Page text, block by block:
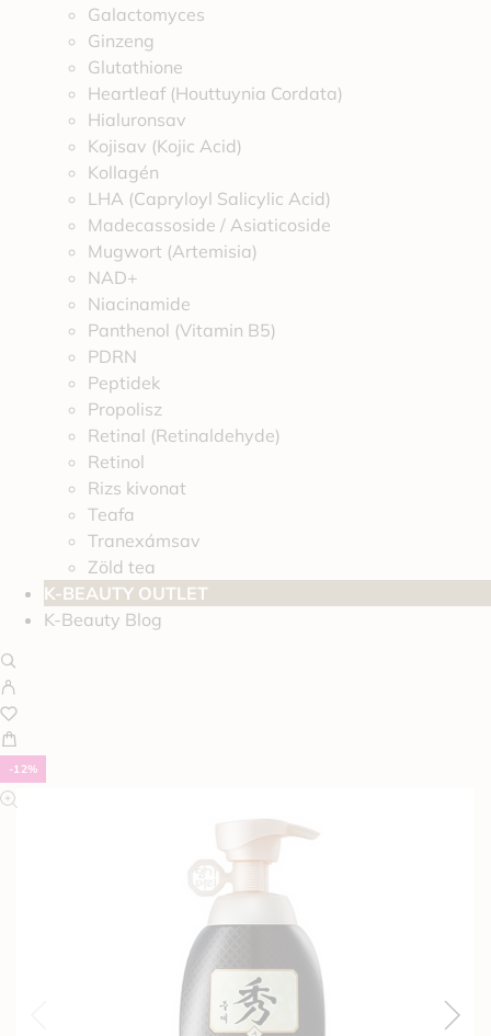
Galactomyces
Ginzeng
Glutathione
Heartleaf (Houttuynia Cordata)
Hialuronsav
Kojisav (Kojic Acid)
Kollagén
LHA (Capryloyl Salicylic Acid)
Madecassoside / Asiaticoside
Mugwort (Artemisia)
NAD+
Niacinamide
Panthenol (Vitamin B5)
PDRN
Peptidek
Propolisz
Retinal (Retinaldehyde)
Retinol
Rizs kivonat
Teafa
Tranexámsav
Zöld tea
K-BEAUTY OUTLET
K-Beauty Blog
-12%